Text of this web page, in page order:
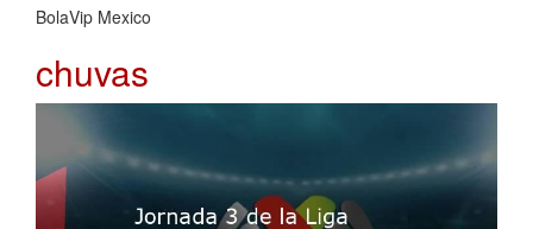
BolaVip Mexico
chuvas